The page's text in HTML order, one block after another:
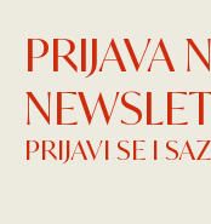
PRIJAVA
PRIJAVI SE I